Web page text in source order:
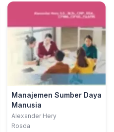
Manajemen Sumber Daya
Manusia
Alexander Hery
Rosda